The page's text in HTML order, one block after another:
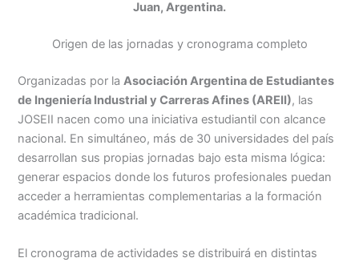
Juan, Argentina.
Origen de las jornadas y cronograma completo
Organizadas por laAsociación Argentina de Estudiantes
de Ingeniería Industrial y Carreras Afines (AREII), las
JOSEII nacen como una iniciativa estudiantil con alcance
nacional. En simultáneo, más de 30 universidades del país
desarrollan sus propias jornadas bajo esta misma lógica:
generar espacios donde los futuros profesionales puedan
acceder a herramientas complementarias a la formación
académica tradicional.
El cronograma de actividades se distribuirá en distintas